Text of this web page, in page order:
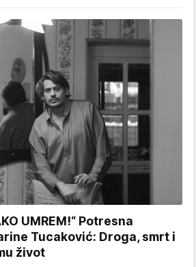
UMREM!“ Potresna
Tucaković: Droga, smrt i
život